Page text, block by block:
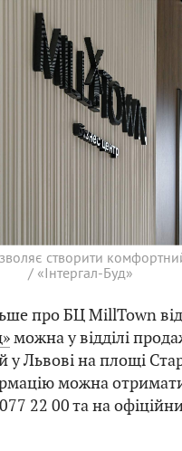
створити
/ «Інтергал-Буд»
про БЦ MillTown
можна у відділі
у Львові на площі
можна
22 00 та на